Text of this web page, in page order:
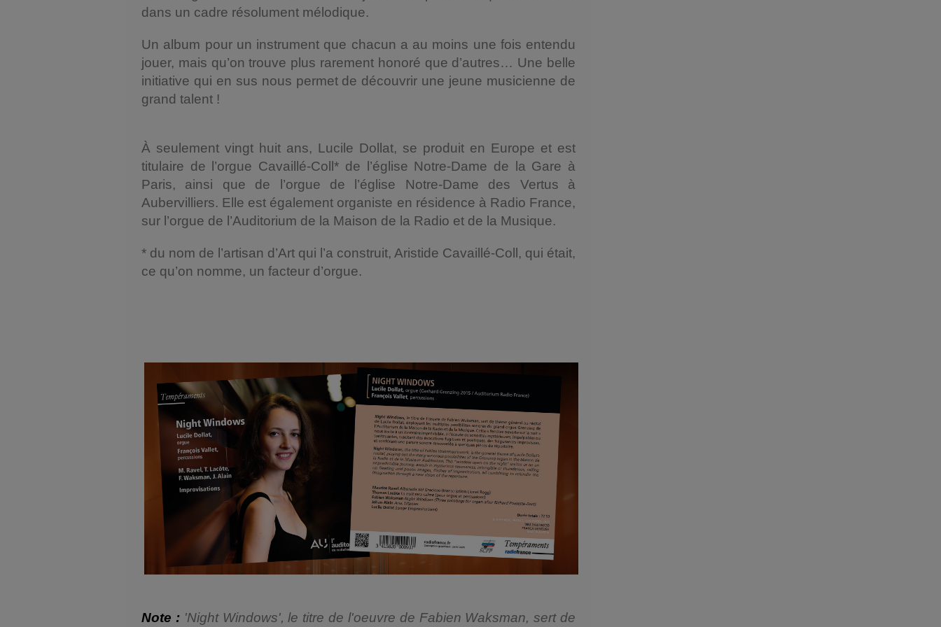
dans un cadre résolument mélodique.
Un album pour un instrument que chacun a au moins une fois entendu
jouer, mais qu’on trouve plus rarement honoré que d’autres… Une belle
initiative qui en sus nous permet de découvrir une jeune musicienne de
grand talent !
À seulement vingt huit ans, Lucile Dollat, se produit en Europe et est
titulaire de l’orgue Cavaillé-Coll* de l’église Notre-Dame de la Gare à
Paris, ainsi que de l’orgue de l’église Notre-Dame des Vertus à
Aubervilliers. Elle est également organiste en résidence à Radio France,
sur l’orgue de l’Auditorium de la Maison de la Radio et de la Musique.
* du nom de l’artisan d’Art qui l’a construit, Aristide Cavaillé-Coll, qui était,
ce qu’on nomme, un facteur d’orgue.
Note :'Night Windows', le titre de l'oeuvre de Fabien Waksman, sert de